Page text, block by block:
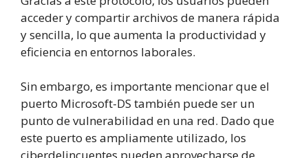
acceder y compartir archivos de manera rápida
y sencilla, lo que aumenta la productividad y
eficiencia en entornos laborales.
Sin embargo, es importante mencionar que el
puerto Microsoft-DS también puede ser un
punto de vulnerabilidad en una red. Dado que
este puerto es ampliamente utilizado, los